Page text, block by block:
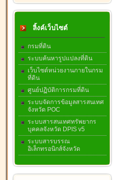
ลิ้งค์เว็บไซต์
กรมที่ดิน
ระบบค้นหารูปแปลงที่ดิน
เว็บไซต์หน่วยงานภายในกรม
ที่ดิน
ศูนย์ปฏิบัติการกรมที่ดิน
ระบบจัดการข้อมูลสารสนเทศ
จังหวัด POC
ระบบสารสนเทศทรัพยากร
บุคคลจังหวัด DPIS v5
ระบบสารบรรณ
อิเล็กทรอนิกส์จังหวัด